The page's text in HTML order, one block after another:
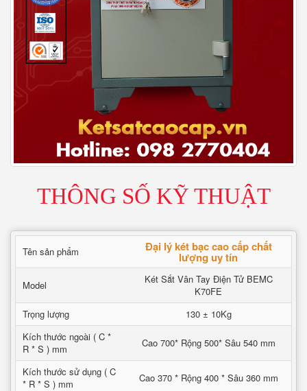
THÔNG SỐ KỸ THUẬT
Tên sản phẩm Đại lý két bạc cao cấp chất
lượng uy tín
Model
Két Sắt Vân Tay Điện Tử BEMC
K70FE
Trọng lượng
130 ± 10Kg
Kích thước ngoài ( C *
R * S ) mm
Cao 700* Rộng 500* Sâu 540 mm
Kích thước sử dụng ( C
* R * S ) mm
Cao 370 * Rộng 400 * Sâu 360 mm